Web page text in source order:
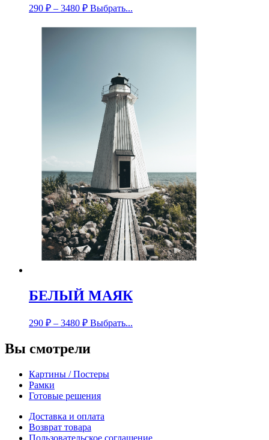
290 ₽ – 3480 ₽ Выбрать...
БЕЛЫЙ МАЯК
290 ₽ – 3480 ₽ Выбрать...
Вы смотрели
Картины / Постеры
Рамки
Готовые решения
Доставка и оплата
Возврат товара